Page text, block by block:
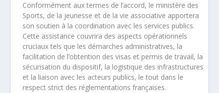
Conformément aux termes de l’accord, le ministère des
Sports, de la jeunesse et de la vie associative apportera
son soutien à la coordination avec les services publics.
Cette assistance couvrira des aspects opérationnels
cruciaux tels que les démarches administratives, la
facilitation de l’obtention des visas et permis de travail, la
sécurisation du dispositif, la logistique des infrastructures
et la liaison avec les acteurs publics, le tout dans le
respect strict des réglementations françaises.